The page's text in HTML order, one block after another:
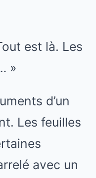
est là. Les
»
d’un
Les feuilles
avec un